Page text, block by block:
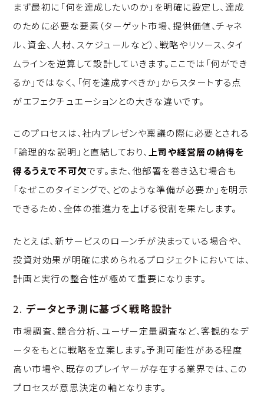
まず最初に「何を達成したいのか」を明確に設定し、達成
のために必要な要素（ターゲット市場、提供価値、チャネ
ル、資金、人材、スケジュールなど）、戦略やリソース、タイ
ムラインを逆算して設計していきます。ここでは「何ができ
るか」ではなく、「何を達成すべきか」からスタートする点
がエフェクチュエーションとの大きな違いです。
このプロセスは、社内プレゼンや稟議の際に必要とされる
「論理的な説明」と直結しており、 上司や経営層の納得を
得るうえで不可欠です。また、他部署を巻き込む場合も
「なぜこのタイミングで、どのような準備が必要か」を明示
できるため、全体の推進力を上げる役割を果たします。
たとえば、新サービスのローンチが決まっている場合や、
投資対効果が明確に求められるプロジェクトにおいては、
計画と実行の整合性が極めて重要になります。
2. データと予測に基づく戦略設計
市場調査、競合分析、ユーザー定量調査など、客観的なデ
ータをもとに戦略を立案します。予測可能性がある程度
高い市場や、既存のプレイヤーが存在する業界では、この
プロセスが意思決定の軸となります。